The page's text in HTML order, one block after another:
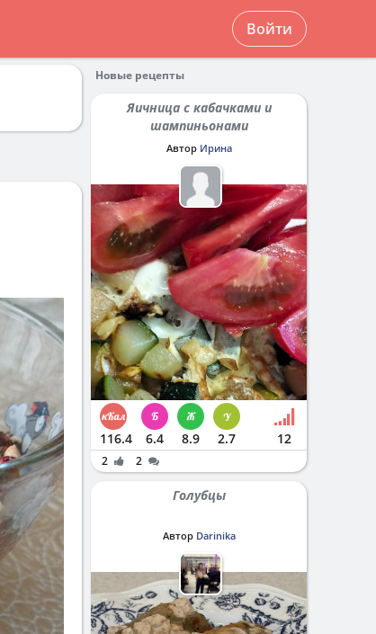
Войти
Новые рецепты
Яичница с кабачками и
шампиньонами
Автор Ирина
116.4 6.4 8.9 2.7 12
2 2
Голубцы
Автор Darinika